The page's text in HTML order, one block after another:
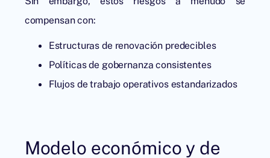
compensan con:
Estructuras de renovación predecibles
Políticas de gobernanza consistentes
Flujos de trabajo operativos estandarizados
Modelo económico y de